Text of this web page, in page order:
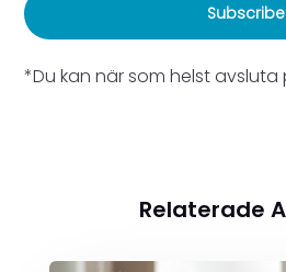
Subscribe
*Du kan när som helst
Relaterade